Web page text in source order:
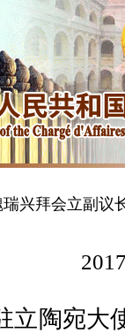
兴拜会立副议
陶宛大使